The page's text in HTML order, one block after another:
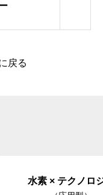
戻る
水素 × テクノロ